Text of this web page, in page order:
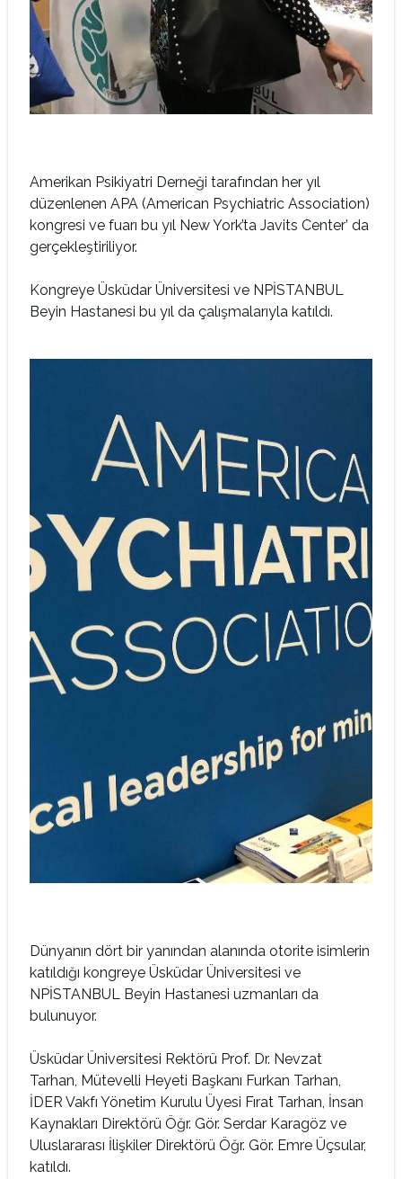
Amerikan Psikiyatri Derneği tarafından her yıl
düzenlenen APA (American Psychiatric Association)
kongresi ve fuarı bu yıl New York’ta Javits Center’ da
gerçekleştiriliyor.
Kongreye Üsküdar Üniversitesi ve NPİSTANBUL
Beyin Hastanesi bu yıl da çalışmalarıyla katıldı.
Dünyanın dört bir yanından alanında otorite isimlerin
katıldığı kongreye Üsküdar Üniversitesi ve
NPİSTANBUL Beyin Hastanesi uzmanları da
bulunuyor.
Üsküdar Üniversitesi Rektörü Prof. Dr. Nevzat
Tarhan, Mütevelli Heyeti Başkanı Furkan Tarhan,
İDER Vakfı Yönetim Kurulu Üyesi Fırat Tarhan, İnsan
Kaynakları Direktörü Öğr. Gör. Serdar Karagöz ve
Uluslararası İlişkiler Direktörü Öğr. Gör. Emre Üçsular,
katıldı.